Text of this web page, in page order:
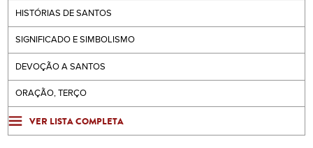
HISTÓRIAS DE SANTOS
SIGNIFICADO E SIMBOLISMO
DEVOÇÃO A SANTOS
ORAÇÃO, TERÇO
VER LISTA COMPLETA